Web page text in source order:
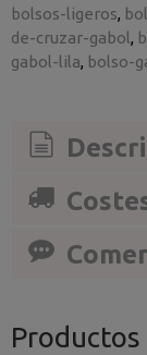
bolsos-ligeros
de-cruzar-gabol
gabol-lila bolso-
Productos